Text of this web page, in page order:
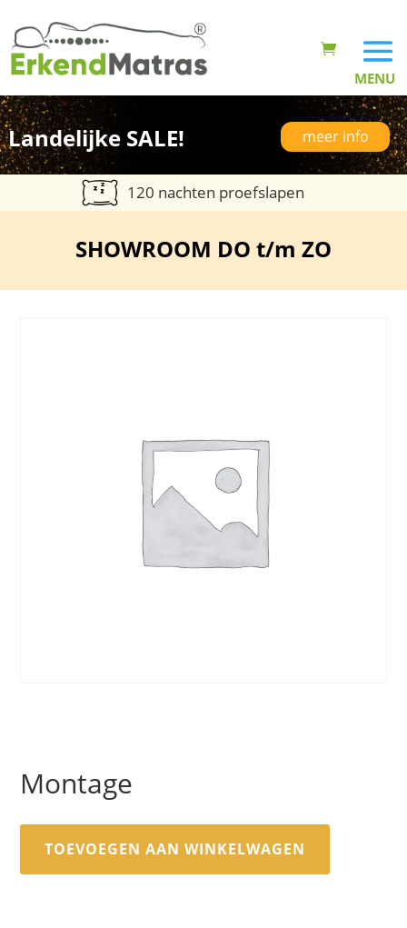
Landelijke SALE! meer info
120 nachten proefslapen
SHOWROOM DO t/m ZO
Montage
TOEVOEGEN AAN WINKELWAGEN